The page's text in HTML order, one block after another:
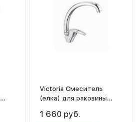
Victoria Смеситель
(елка) для раковины
боковой ручкой Jenny
1 660 руб.